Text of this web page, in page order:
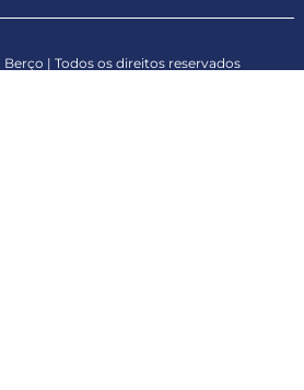
| Todos os direitos reservados